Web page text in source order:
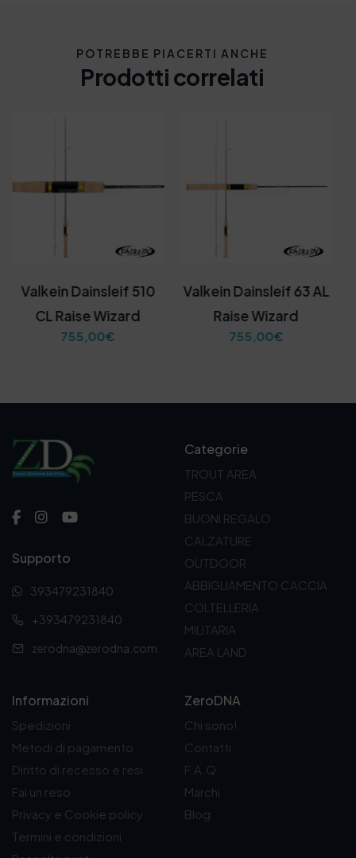
POTREBBE PIACERTI ANCHE
Prodotti correlati
Valkein Dainsleif 510
CL Raise Wizard
755,00€
Valkein Dainsleif 63 AL
Raise Wizard
755,00€
Supporto
393479231840
+393479231840
zerodna@zerodna.com
Categorie
TROUT AREA
PESCA
BUONI REGALO
CALZATURE
OUTDOOR
ABBIGLIAMENTO CACCIA
COLTELLERIA
MILITARIA
AREA LAND
Informazioni
Spedizioni
Metodi di pagamento
Diritto di recesso e resi
Fai un reso
Privacy e Cookie policy
Termini e condizioni
ZeroDNA
Chi sono!
Contatti
F.A.Q.
Marchi
Blog